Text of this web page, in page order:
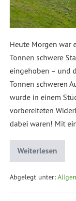
Heute Morgen war
Tonnen schwere
eingehoben – und
Tonnen schweren
wurde in einem
vorbereiteten
dabei waren! Mit
Weiterlesen
Abgelegt unter: